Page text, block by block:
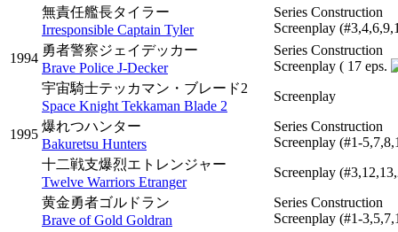
無責任艦長タイラー
Irresponsible Captain Tyler
Series Construction
Screenplay
1994
勇者警察ジェイデッカー
Brave Police J-Decker
Series Construction
Screenplay ( 17 eps.
宇宙騎士テッカマン・ブレード2
Space Knight Tekkaman Blade 2
Screenplay
1995
爆れつハンター
Bakuretsu Hunters
Series Construction
Screenplay (#1-
十二戦支爆烈エトレンジャー
Twelve Warriors Etranger
Screenplay
黄金勇者ゴルドラン
Brave of Gold Goldran
Series Construction
Screenplay (#1-